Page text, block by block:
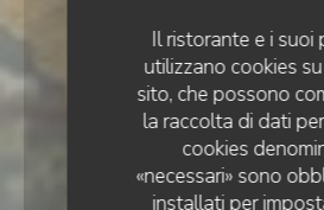
Il ristorante e i suoi
utilizzano cookies
sito, che possono
la raccolta di dati
cookies
«necessari» sono
installati per